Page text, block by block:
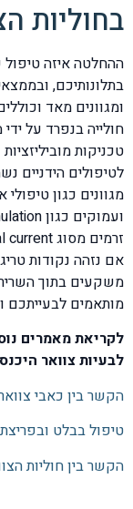
בחוליות
ההחלטה איזה טיפול
בתלונותיכם,
ומגוונים מאד
חולייה בנפרד על
טכניקות
לטיפולים הידניים
מגוונים כגון
אם נזהה נקודות
משקעים בתוך
מותאמים לבעייתכם
לקריאת מאמרים
לבעיות צוואר
הקשר בין כאבי
טיפול בבלט
הקשר בין חוליות